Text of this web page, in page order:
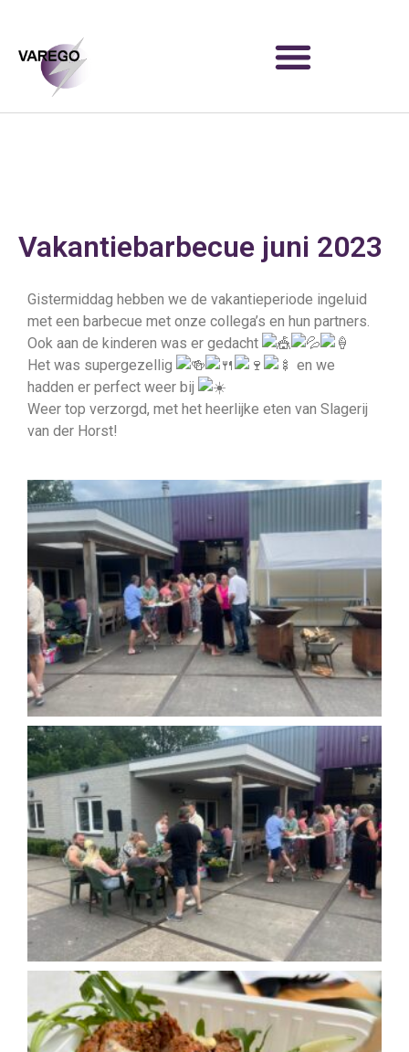
Vakantiebarbecue juni 2023
Gistermiddag hebben we de vakantieperiode ingeluid
met een barbecue met onze collega’s en hun partners.
Ook aan de kinderen was er gedacht
Het was supergezellig
en we
hadden er perfect weer bij
Weer top verzorgd, met het heerlijke eten van Slagerij
van der Horst!